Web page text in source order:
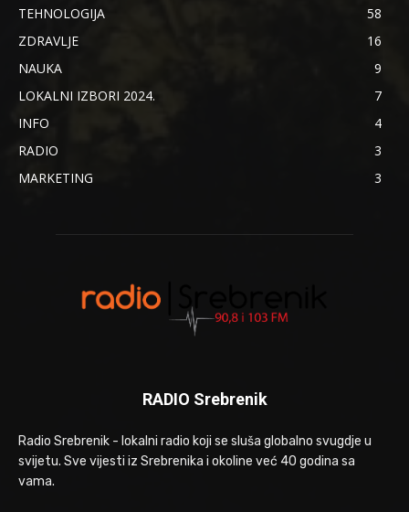
TEHNOLOGIJA
58
ZDRAVLJE
16
NAUKA
9
LOKALNI IZBORI 2024.
7
INFO
4
RADIO
3
MARKETING
3
RADIO Srebrenik
Radio Srebrenik - lokalni radio koji se sluša globalno svugdje u
svijetu. Sve vijesti iz Srebrenika i okoline već 40 godina sa
vama.